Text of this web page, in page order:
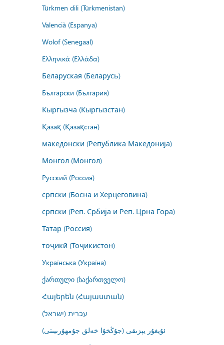
Türkmen dili (Türkmenistan)
Valencià (Espanya)
Wolof (Senegaal)
Ελληνικά (Ελλάδα)
Беларуская (Беларусь)
Български (България)
Кыргызча (Кыргызстан)
Қазақ (Қазақстан)
македонски (Република Македонија)
Монгол (Монгол)
Русский (Россия)
српски (Босна и Херцеговина)
српски (Реп. Србија и Реп. Црна Гора)
Татар (Россия)
тоҷикӣ (Тоҷикистон)
Українська (Україна)
ქართული (საქართველო)
Հայերեն (Հայաստան)
עברית (ישראל)
ئۇيغۇر يېزىقى (جۇڭخۇا خەلق جۇمھۇرىيىتى)